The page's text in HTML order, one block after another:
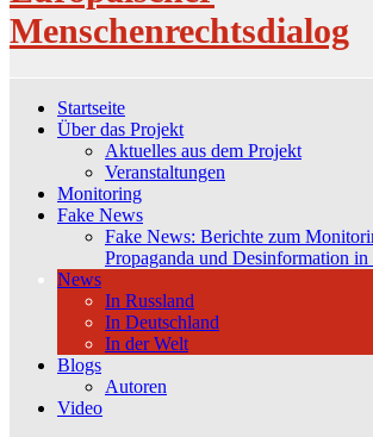
Menschenrechtsdialog
Startseite
Über das Projekt
Aktuelles aus dem Projekt
Veranstaltungen
Monitoring
Fake News
Fake News: Berichte zum
Propaganda und Desinformation in
News
In Russland
In Deutschland
In der Welt
Blogs
Autoren
Video